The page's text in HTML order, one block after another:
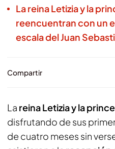
La reina Letizia y la
reencuentran con un
escala del Juan
Compartir
La reina Letizia y la
disfrutando de sus
de cuatro meses sin